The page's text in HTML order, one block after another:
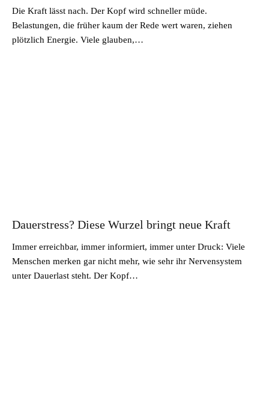
Die Kraft lässt nach. Der Kopf wird schneller müde.
Belastungen, die früher kaum der Rede wert waren, ziehen
plötzlich Energie. Viele glauben,…
Dauerstress? Diese Wurzel bringt neue Kraft
Immer erreichbar, immer informiert, immer unter Druck: Viele
Menschen merken gar nicht mehr, wie sehr ihr Nervensystem
unter Dauerlast steht. Der Kopf…